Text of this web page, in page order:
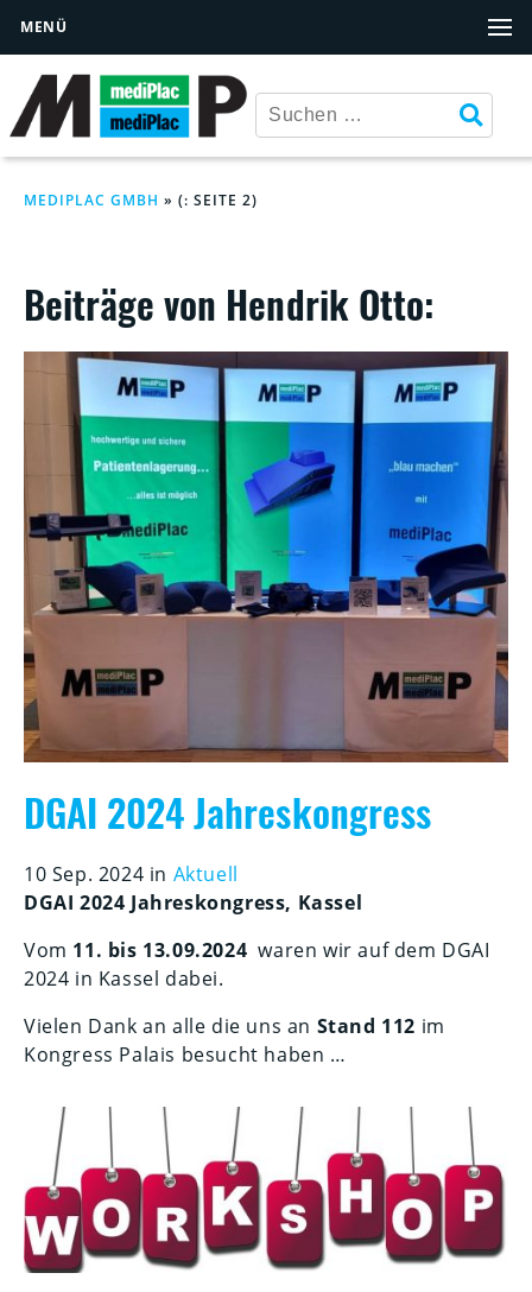
MENÜ
MEDIPLAC GMBH » (: SEITE 2)
Beiträge von Hendrik Otto:
DGAI 2024 Jahreskongress
10 Sep. 2024 in Aktuell
DGAI 2024 Jahreskongress, Kassel
Vom 11. bis 13.09.2024 waren wir auf dem DGAI
2024 in Kassel dabei.
Vielen Dank an alle die uns an Stand 112 im
Kongress Palais besucht haben …